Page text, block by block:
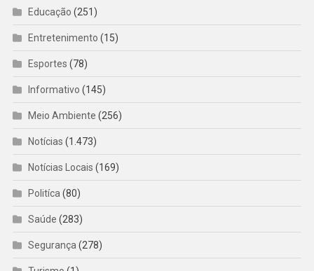
Educação (251)
Entretenimento (15)
Esportes (78)
Informativo (145)
Meio Ambiente (256)
Notícias (1.473)
Notícias Locais (169)
Politíca (80)
Saúde (283)
Segurança (278)